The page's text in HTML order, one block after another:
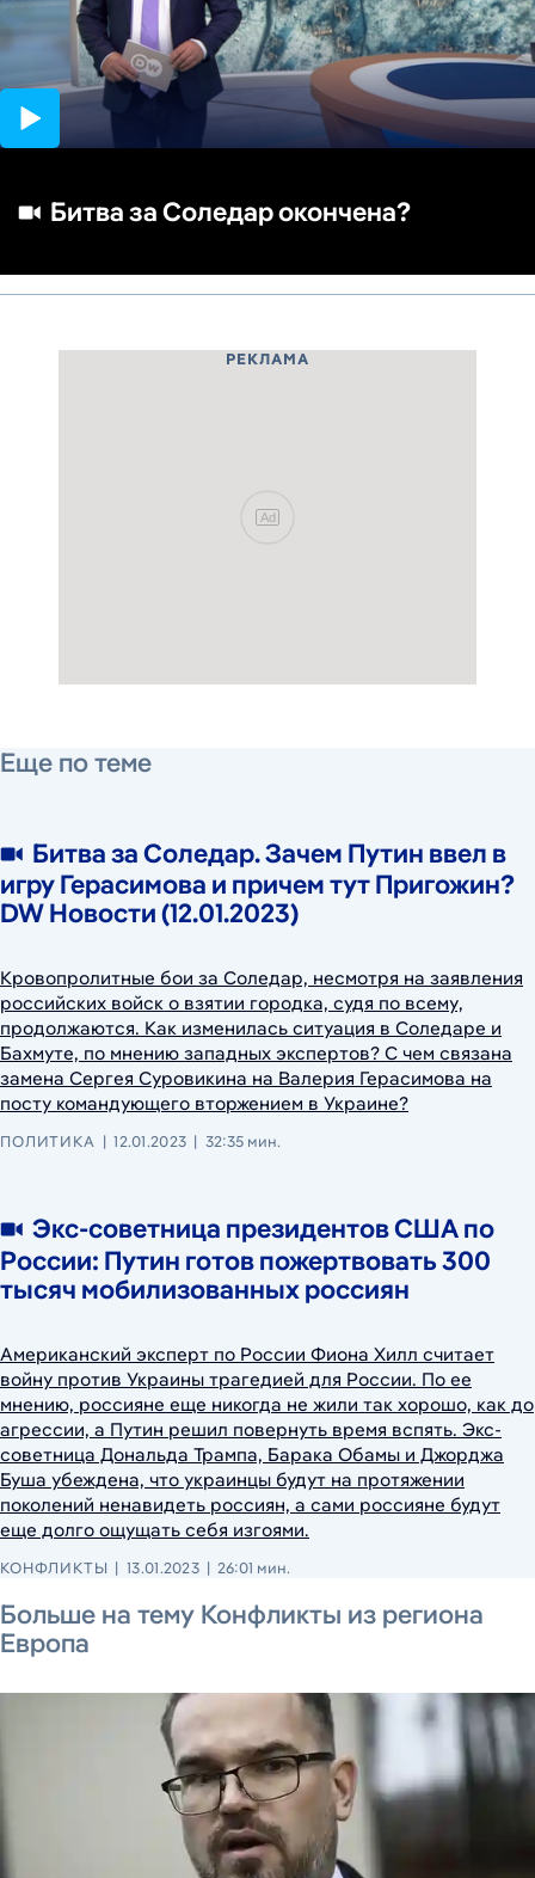
Битва за Соледар окончена?
35:05
РЕКЛАМА
Ad
Еще по теме
Битва за Соледар. Зачем Путин ввел в
игру Герасимова и причем тут Пригожин?
DW Новости (12.01.2023)
Кровопролитные бои за Соледар, несмотря на заявления
российских войск о взятии городка, судя по всему,
продолжаются. Как изменилась ситуация в Соледаре и
Бахмуте, по мнению западных экспертов? С чем связана
замена Сергея Суровикина на Валерия Герасимова на
посту командующего вторжением в Украине?
ПОЛИТИКА 12.01.2023 32:35 мин.
Экс-советница президентов США по
России: Путин готов пожертвовать 300
тысяч мобилизованных россиян
Американский эксперт по России Фиона Хилл считает
войну против Украины трагедией для России. По ее
мнению, россияне еще никогда не жили так хорошо, как до
агрессии, а Путин решил повернуть время вспять. Экс-
советница Дональда Трампа, Барака Обамы и Джорджа
Буша убеждена, что украинцы будут на протяжении
поколений ненавидеть россиян, а сами россияне будут
еще долго ощущать себя изгоями.
КОНФЛИКТЫ 13.01.2023 26:01 мин.
Больше на тему Конфликты из региона
Европа
7 августа 2026 г.
6 августа 2026 г.
6 августа 2026 г.